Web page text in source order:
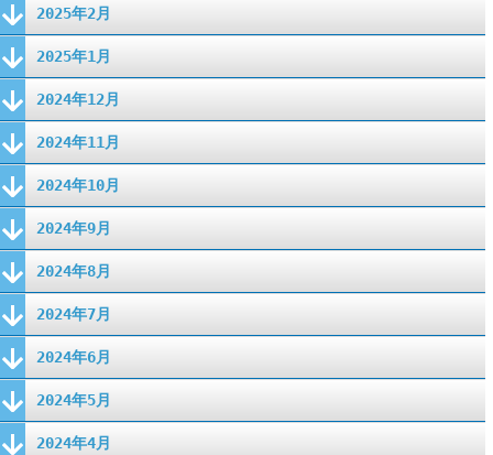
2025年2月
2025年1月
2024年12月
2024年11月
2024年10月
2024年9月
2024年8月
2024年7月
2024年6月
2024年5月
2024年4月